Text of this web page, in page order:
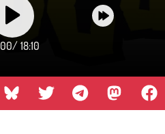
/ 18:10